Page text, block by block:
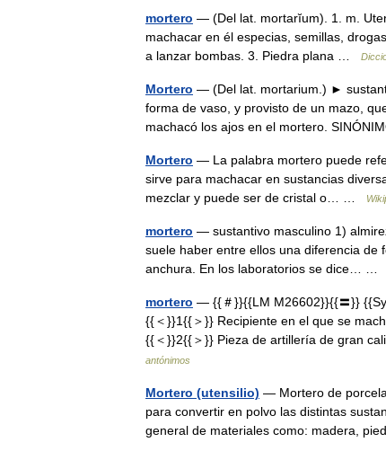
mortero — (Del lat. mortarĭum). 1. m.
machacar en él especias, semillas,
a lanzar bombas. 3. Piedra plana …
Mortero — (Del lat. mortarium.) ►
forma de vaso, y provisto de un mazo,
machacó los ajos en el mortero.
Mortero — La palabra mortero puede
sirve para machacar en sustancias
mezclar y puede ser de cristal o… …
mortero — sustantivo masculino 1)
suele haber entre ellos una diferencia de
anchura. En los laboratorios se dice… …
mortero — {{＃}}{{LM M26602}}{{〓}}
{{＜}}1{{＞}} Recipiente en el que se
{{＜}}2{{＞}} Pieza de artillería de gran
antónimos
Mortero (utensilio) — Mortero de
para convertir en polvo las distintas
general de materiales como: madera,